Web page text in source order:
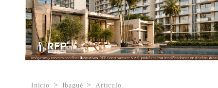
Inicio Ibagué Artículo